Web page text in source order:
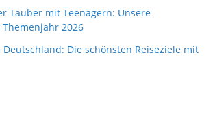
Tauber mit Teenagern: Unsere
2026
Die schönsten Reiseziele mit